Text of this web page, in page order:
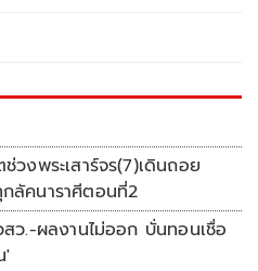
วงพระเสาร์จร(7)เดินถอย
ลัคนาราศีตอนที่2
ว.-ผลงานไม่ออก บั่นทอนเชื่อ
'